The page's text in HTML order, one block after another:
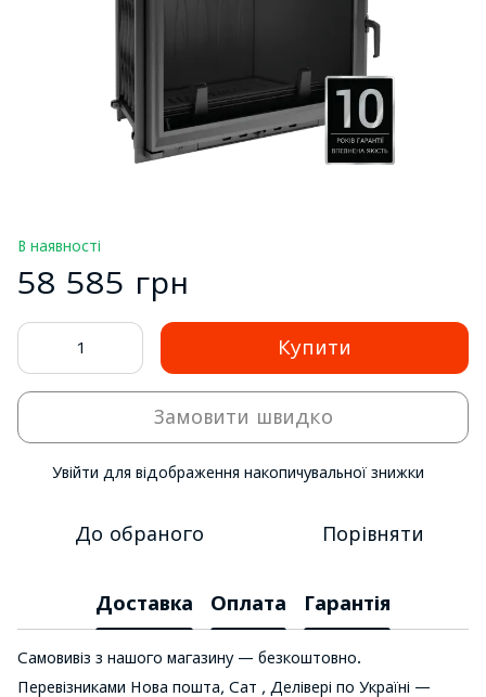
В наявності
58 585 грн
Купити
Замовити швидко
Увійти для відображення накопичувальної знижки
До обраного Порівняти
Доставка Оплата Гарантія
Самовивіз з нашого магазину — безкоштовно.
Перевізниками Нова пошта, Сат , Делівері по Україні —